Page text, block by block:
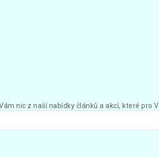
nic z naší nabídky článků a akcí, které pro